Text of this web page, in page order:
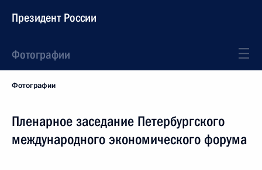
Президент России
Фотографии
Фотографии
Пленарное заседание Петербургского
международного экономического форума